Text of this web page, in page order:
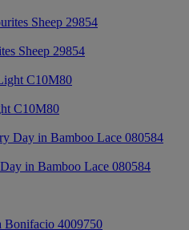
Sheep 29854
C10M80
in Bamboo Lace 080584